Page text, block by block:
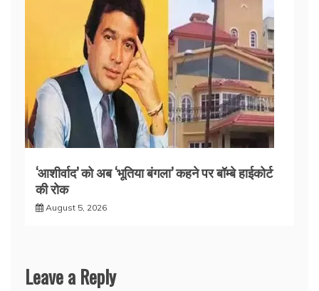
‘आशीर्वाद’ को अब ‘भूतिया बंगला’ कहने पर बॉम्बे हाईकोर्ट
की रोक
August 5, 2026
Leave a Reply